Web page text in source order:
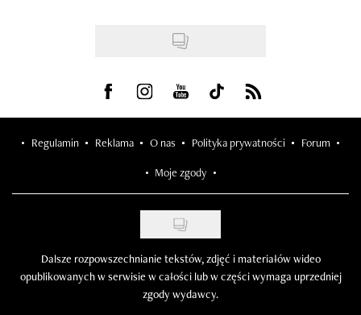
Visit us on Facebook
Visit us on Instagram
Visit us on Youtube
Visit us on Tiktok
Visit us on Rss
Regulamin Reklama O nas Polityka prywatności Forum
Moje zgody
Dalsze rozpowszechnianie tekstów, zdjęć i materiałów wideo
opublikowanych w serwisie w całości lub w części wymaga uprzedniej
zgody wydawcy.